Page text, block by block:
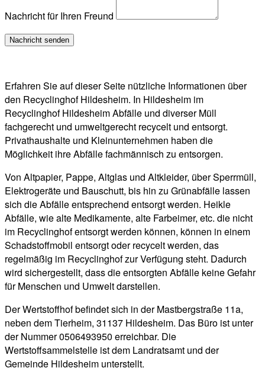
Nachricht für Ihren Freund
Erfahren Sie auf dieser Seite nützliche Informationen über
den Recyclinghof Hildesheim. In Hildesheim im
Recyclinghof Hildesheim Abfälle und diverser Müll
fachgerecht und umweltgerecht recycelt und entsorgt.
Privathaushalte und Kleinunternehmen haben die
Möglichkeit ihre Abfälle fachmännisch zu entsorgen.
Von Altpapier, Pappe, Altglas und Altkleider, über Sperrmüll,
Elektrogeräte und Bauschutt, bis hin zu Grünabfälle lassen
sich die Abfälle entsprechend entsorgt werden. Heikle
Abfälle, wie alte Medikamente, alte Farbeimer, etc. die nicht
im Recyclinghof entsorgt werden können, können in einem
Schadstoffmobil entsorgt oder recycelt werden, das
regelmäßig im Recyclinghof zur Verfügung steht. Dadurch
wird sichergestellt, dass die entsorgten Abfälle keine Gefahr
für Menschen und Umwelt darstellen.
Der Wertstoffhof befindet sich in der Mastbergstraße 11a,
neben dem Tierheim, 31137 Hildesheim. Das Büro ist unter
der Nummer 0506493950 erreichbar. Die
Wertstoffsammelstelle ist dem Landratsamt und der
Gemeinde Hildesheim unterstellt.